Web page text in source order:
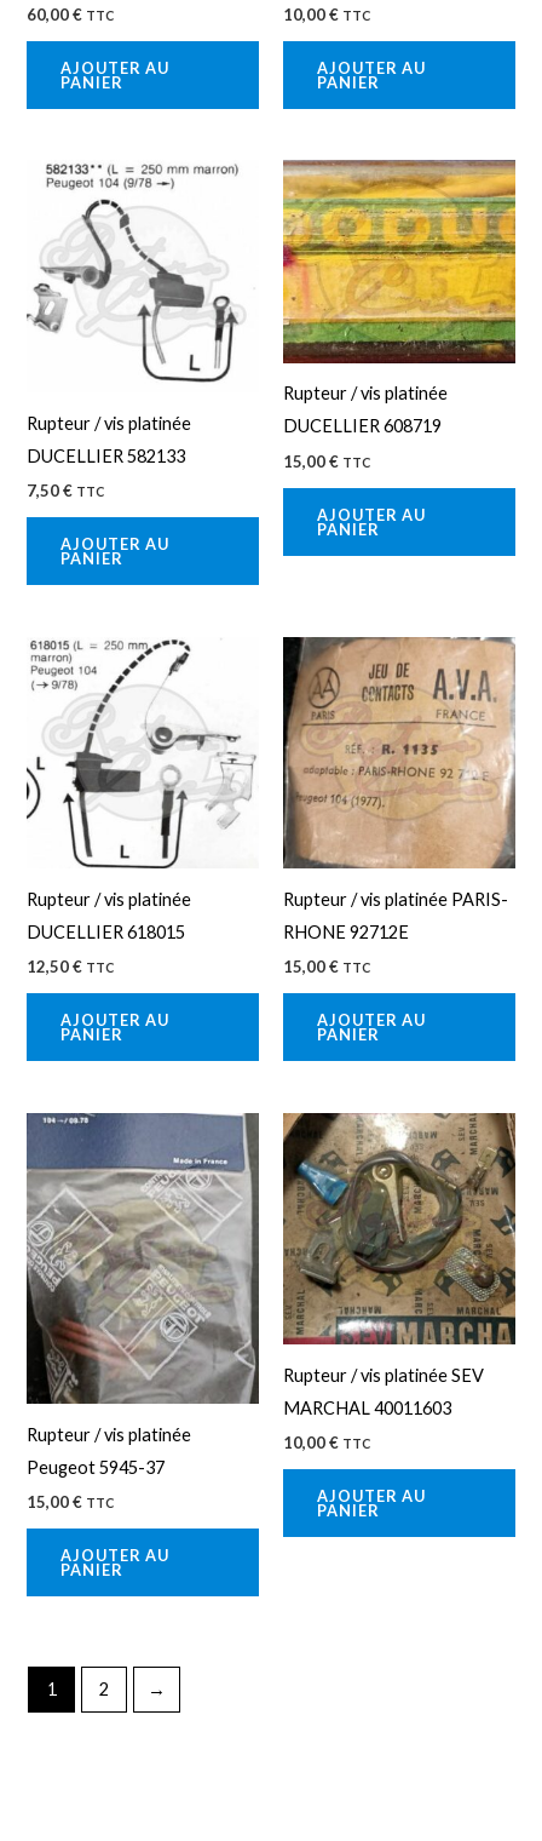
60,00€ TTC
AJOUTER AU
PANIER
10,00€ TTC
AJOUTER AU
PANIER
Rupteur / vis platinée
DUCELLIER 582133
7,50€ TTC
AJOUTER AU
PANIER
Rupteur / vis platinée
DUCELLIER 608719
15,00€ TTC
AJOUTER AU
PANIER
Rupteur / vis platinée
DUCELLIER 618015
12,50€ TTC
AJOUTER AU
PANIER
Rupteur / vis platinée PARIS-
RHONE 92712E
15,00€ TTC
AJOUTER AU
PANIER
Rupteur / vis platinée
Peugeot 5945-37
15,00€ TTC
AJOUTER AU
PANIER
Rupteur / vis platinée SEV
MARCHAL 40011603
10,00€ TTC
AJOUTER AU
PANIER
1 2 →